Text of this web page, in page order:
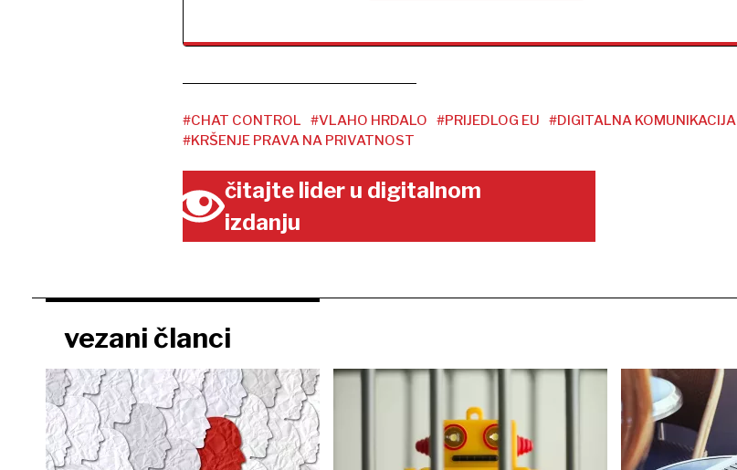
#CHAT CONTROL #VLAHO HRDALO #PRIJEDLOG EU
#DIGITALNA KOMUNIKACIJA
#KRŠENJE PRAVA NA PRIVATNOST
čitajte lider u digitalnom
izdanju
vezani članci